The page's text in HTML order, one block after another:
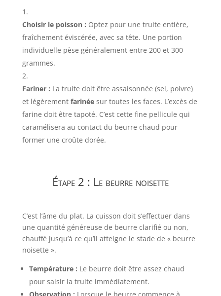
Choisir le poisson : Optez pour une truite entière,
fraîchement éviscérée, avec sa tête. Une portion
individuelle pèse généralement entre 200 et 300
grammes.
Fariner : La truite doit être assaisonnée (sel, poivre)
et légèrement farinéesur toutes les faces. L’excès de
farine doit être tapoté. C’est cette fine pellicule qui
caramélisera au contact du beurre chaud pour
former une croûte dorée.
Étape 2 : Le beurre noisette
C’est l’âme du plat. La cuisson doit s’effectuer dans
une quantité généreuse de beurre clarifié ou non,
chauffé jusqu’à ce qu’il atteigne le stade de « beurre
noisette ».
Température : Le beurre doit être assez chaud
pour saisir la truite immédiatement.